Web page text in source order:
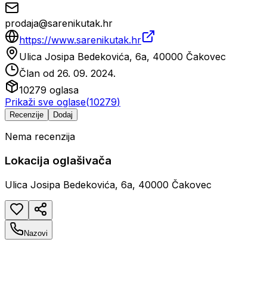
prodaja@sarenikutak.hr
https://www.sarenikutak.hr
Ulica Josipa Bedekovića, 6a, 40000 Čakovec
Član od 26. 09. 2024.
10279 oglasa
Prikaži sve oglase(10279)
Recenzije Dodaj
Nema recenzija
Lokacija oglašivača
Ulica Josipa Bedekovića, 6a, 40000 Čakovec
Nazovi